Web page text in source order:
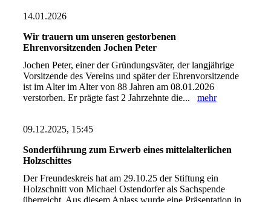
14.01.2026
Wir trauern um unseren gestorbenen
Ehrenvorsitzenden Jochen Peter
Jochen Peter, einer der Gründungsväter, der langjährige
Vorsitzende des Vereins und später der Ehrenvorsitzende
ist im Alter im Alter von 88 Jahren am 08.01.2026
verstorben. Er prägte fast 2 Jahrzehnte die... mehr
09.12.2025, 15:45
Sonderführung zum Erwerb eines mittelalterlichen
Holzschittes
Der Freundeskreis hat am 29.10.25 der Stiftung ein
Holzschnitt von Michael Ostendorfer als Sachspende
überreicht. Aus diesem Anlass wurde eine Präsentation in